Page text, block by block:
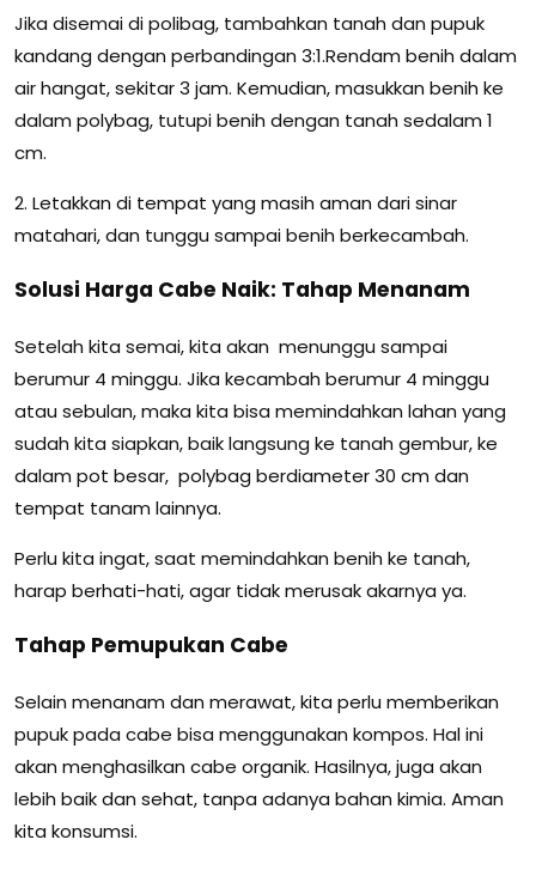
Jika disemai di polibag, tambahkan tanah dan pupuk
kandang dengan perbandingan 3:1.Rendam benih dalam
air hangat, sekitar 3 jam. Kemudian, masukkan benih ke
dalam polybag, tutupi benih dengan tanah sedalam 1
cm.
2. Letakkan di tempat yang masih aman dari sinar
matahari, dan tunggu sampai benih berkecambah.
Solusi Harga Cabe Naik: Tahap Menanam
Setelah kita semai, kita akan menunggu sampai
berumur 4 minggu. Jika kecambah berumur 4 minggu
atau sebulan, maka kita bisa memindahkan lahan yang
sudah kita siapkan, baik langsung ke tanah gembur, ke
dalam pot besar, polybag berdiameter 30 cm dan
tempat tanam lainnya.
Perlu kita ingat, saat memindahkan benih ke tanah,
harap berhati-hati, agar tidak merusak akarnya ya.
Tahap Pemupukan Cabe
Selain menanam dan merawat, kita perlu memberikan
pupuk pada cabe bisa menggunakan kompos. Hal ini
akan menghasilkan cabe organik. Hasilnya, juga akan
lebih baik dan sehat, tanpa adanya bahan kimia. Aman
kita konsumsi.